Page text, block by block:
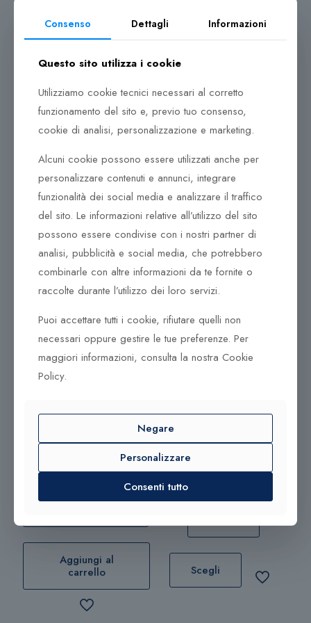
all’avanguardia. Un team di professionisti selezionati
segue scrupolosamente ciascuna fase di produzione
con cura maniacale, dalla lavorazione delle varie
La passione dei nostri esperti, unita all’abilità e
all’attenzione per il più piccolo dettaglio, sono il
segreto dell’eccezionale qualità racchiusa in ogni
Al centro della produzione giace un ciclo ben definito,
all’interno del quale i prodotti vengono continuamente
controllati, e solo una volta assicurata la qualità,
possono lasciare l’azienda. La passione dei nostri
esperti, unita all’abilità e all’attenzione per il più piccolo
dettaglio, sono il segreto dell’eccezionale qualità
racchiusa in ogni gioiello. Una moltitudine di pezzi,
compone gioielli unici con movimenti meccanici creati
Prodotti correlati
360,00€
Collana Tsars Collection
Alexandra P818R
Aggiungi al
carrello
300,00€
Collana Tsar Collection
Alexandra
Scegli
Consenso Dettagli Informazioni
Questo sito utilizza i cookie
Utilizziamo cookie tecnici necessari al corretto
funzionamento del sito e, previo tuo consenso,
cookie di analisi, personalizzazione e marketing.
Alcuni cookie possono essere utilizzati anche per
personalizzare contenuti e annunci, integrare
funzionalità dei social media e analizzare il traffico
del sito. Le informazioni relative all’utilizzo del sito
possono essere condivise con i nostri partner di
analisi, pubblicità e social media, che potrebbero
combinarle con altre informazioni da te fornite o
raccolte durante l’utilizzo dei loro servizi.
Puoi accettare tutti i cookie, rifiutare quelli non
necessari oppure gestire le tue preferenze. Per
maggiori informazioni, consulta la nostra Cookie
Policy.
Negare
Personalizzare
Consenti tutto